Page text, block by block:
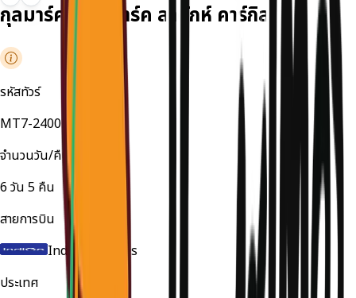
กุลมาร์ค โซนามาร์ค ลาดักห์ คาร์กิล
รหัสทัวร์
MT7-240021MZ
จำนวนวัน/คืน
6 วัน 5 คืน
สายการบิน
IndiGo Airlines
ประเทศ